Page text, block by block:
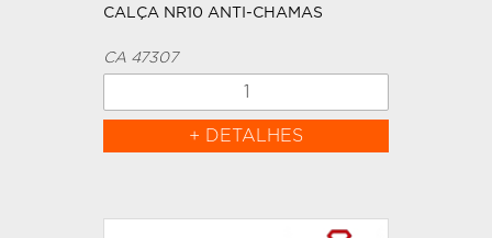
CALÇA NR10 ANTI-CHAMAS
CA 47307
+ DETALHES